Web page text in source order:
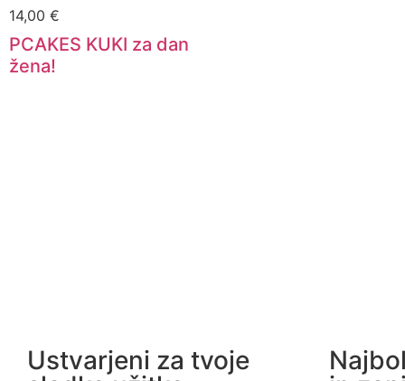
14,00 €
PCAKES KUKI za dan
žena!
Ustvarjeni za tvoje